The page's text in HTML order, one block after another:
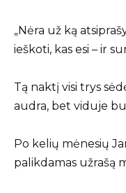
„Nėra už ką
ieškoti, kas esi – ir
Tą naktį visi trys
audra, bet viduje
Po kelių mėnesių
palikdamas užrašą